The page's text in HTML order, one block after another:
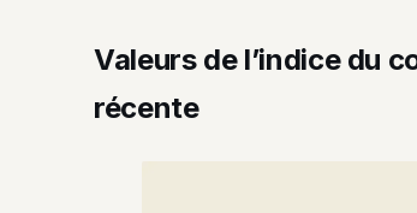
Valeurs de l’indice du
récente